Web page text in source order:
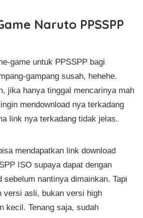
Naruto PPSSPP
game untuk PPSSPP bagi
gampang susah, hehehe.
jika hanya tinggal mencarinya mah
mendownload nya terkadang
link nya terkadang tidak jelas.
mendapatkan link download
ISO supaya dapat dengan
sebelum nantinya dimainkan. Tapi
versi asli, bukan versi high
kecil. Tenang saja, sudah